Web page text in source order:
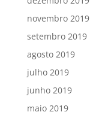
novembro 2019
setembro 2019
agosto 2019
julho 2019
junho 2019
maio 2019